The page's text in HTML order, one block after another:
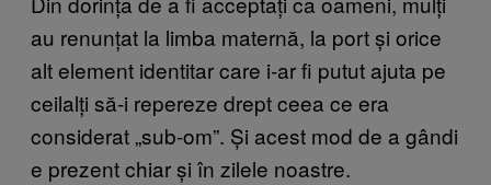
au renunțat la limba maternă, la port și orice
alt element identitar care i-ar fi putut ajuta pe
ceilalți să-i repereze drept ceea ce era
considerat „sub-om”. Și acest mod de a gândi
e prezent chiar și în zilele noastre.